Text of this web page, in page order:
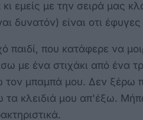
εμείς με την σειρά μας
δυνατόν) είναι οτι
που κατάφερε να
με ένα στιχάκι από ένα
τον μπαμπά μου. Δεν
κλειδιά μου απ'έξω.